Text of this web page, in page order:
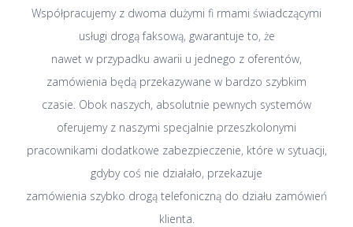
Współpracujemy z dwoma dużymi fi rmami świadczącymi
usługi drogą faksową, gwarantuje to, że
nawet w przypadku awarii u jednego z oferentów,
zamówienia będą przekazywane w bardzo szybkim
czasie. Obok naszych, absolutnie pewnych systemów
oferujemy z naszymi specjalnie przeszkolonymi
pracownikami dodatkowe zabezpieczenie, które w sytuacji,
gdyby coś nie działało, przekazuje
zamówienia szybko drogą telefoniczną do działu zamówień
klienta.